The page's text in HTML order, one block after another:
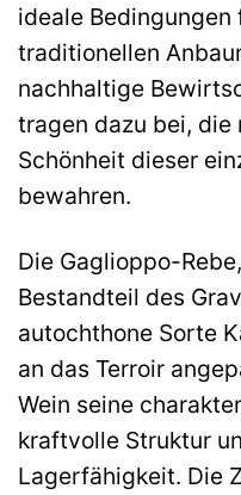
ideale Bedingungen
traditionellen
nachhaltige
tragen dazu bei,
Schönheit dieser
bewahren.
Die Gaglioppo-
Bestandteil des
autochthone Sorte
an das Terroir
Wein seine
kraftvolle Struktur
Lagerfähigkeit. Die